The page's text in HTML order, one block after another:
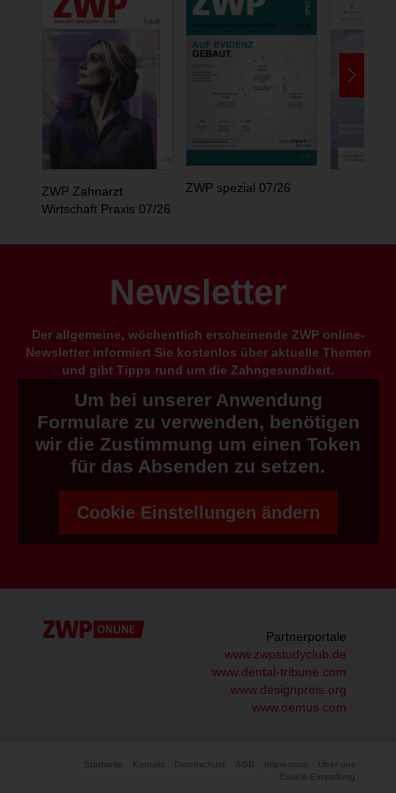
ZWP Zahnarzt
Wirtschaft Praxis 07/26
ZWP spezial 07/26
Newsletter
Der allgemeine, wöchentlich erscheinende ZWP online-
Newsletter informiert Sie kostenlos über aktuelle Themen
und gibt Tipps rund um die Zahngesundheit.
Um bei unserer Anwendung
Formulare zu verwenden, benötigen
wir die Zustimmung um einen Token
für das Absenden zu setzen.
Cookie Einstellungen ändern
Partnerportale
www.zwpstudyclub.de
www.dental-tribune.com
www.designpreis.org
www.oemus.com
Startseite Kontakt Datenschutz AGB Impressum
Über uns
Cookie-Einstellung